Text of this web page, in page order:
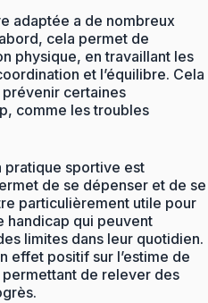
adaptée a de nombreux
cela permet de
physique, en travaillant les
et l’équilibre. Cela
certaines
comme les troubles
pratique sportive est
de se dépenser et de se
particulièrement utile pour
handicap qui peuvent
limites dans leur quotidien.
effet positif sur l’estime de
de relever des